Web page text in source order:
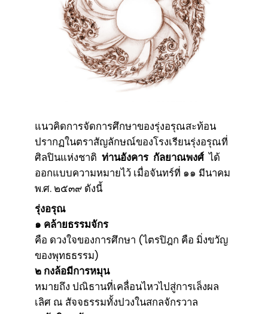
แนวคิดการจัดการศึกษาของรุ่งอรุณสะท้อน
ปรากฏในตราสัญลักษณ์ของโรงเรียนรุ่งอรุณที่
ศิลปินแห่งชาติท่านอังคาร กัลยาณพงศ์ ได้
ออกแบบความหมายไว้ เมื่อจันทร์ที่ ๑๑ มีนาคม
พ.ศ. ๒๕๓๙ ดังนี้
รุ่งอรุณ
๑ คล้ายธรรมจักร
คือ ดวงใจของการศึกษา (ไตรปิฎก คือ มิ่งขวัญ
ของพุทธธรรม)
๒ กงล้อมีการหมุน
หมายถึง ปณิธานที่เคลื่อนไหวไปสู่การเล็งผล
เลิศ ณ สัจจธรรมทั้งปวงในสกลจักรวาล